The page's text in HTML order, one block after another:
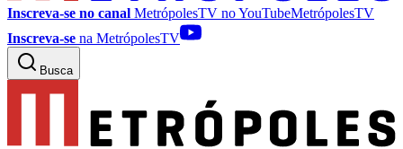
Inscreva-se no canal MetrópolesTV noYouTubeMetrópolesTV
Inscreva-se na MetrópolesTV
Busca